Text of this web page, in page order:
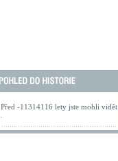
Před -11314116 lety jste mohli vidět